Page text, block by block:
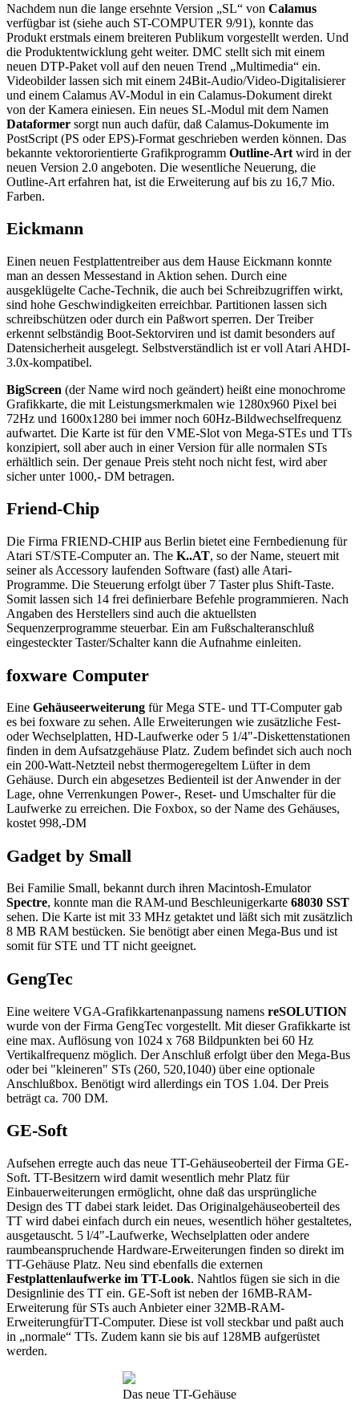
Nachdem nun die lange ersehnte Version „SL“ von Calamus
verfügbar ist (siehe auch ST-COMPUTER 9/91), konnte das
Produkt erstmals einem breiteren Publikum vorgestellt werden. Und
die Produktentwicklung geht weiter. DMC stellt sich mit einem
neuen DTP-Paket voll auf den neuen Trend „Multimedia“ ein.
Videobilder lassen sich mit einem 24Bit-Audio/Video-Digitalisierer
und einem Calamus AV-Modul in ein Calamus-Dokument direkt
von der Kamera einiesen. Ein neues SL-Modul mit dem Namen
Dataformer sorgt nun auch dafür, daß Calamus-Dokumente im
PostScript (PS oder EPS)-Format geschrieben werden können. Das
bekannte vektororientierte Grafikprogramm Outline-Art wird in der
neuen Version 2.0 angeboten. Die wesentliche Neuerung, die
Outline-Art erfahren hat, ist die Erweiterung auf bis zu 16,7 Mio.
Farben.
Eickmann
Einen neuen Festplattentreiber aus dem Hause Eickmann konnte
man an dessen Messestand in Aktion sehen. Durch eine
ausgeklügelte Cache-Technik, die auch bei Schreibzugriffen wirkt,
sind hohe Geschwindigkeiten erreichbar. Partitionen lassen sich
schreibschützen oder durch ein Paßwort sperren. Der Treiber
erkennt selbständig Boot-Sektorviren und ist damit besonders auf
Datensicherheit ausgelegt. Selbstverständlich ist er voll Atari AHDI-
3.0x-kompatibel.
BigScreen (der Name wird noch geändert) heißt eine monochrome
Grafikkarte, die mit Leistungsmerkmalen wie 1280x960 Pixel bei
72Hz und 1600x1280 bei immer noch 60Hz-Bildwechselfrequenz
aufwartet. Die Karte ist für den VME-Slot von Mega-STEs und TTs
konzipiert, soll aber auch in einer Version für alle normalen STs
erhältlich sein. Der genaue Preis steht noch nicht fest, wird aber
sicher unter 1000,- DM betragen.
Friend-Chip
Die Firma FRIEND-CHIP aus Berlin bietet eine Fernbedienung für
Atari ST/STE-Computer an. The K..AT, so der Name, steuert mit
seiner als Accessory laufenden Software (fast) alle Atari-
Programme. Die Steuerung erfolgt über 7 Taster plus Shift-Taste.
Somit lassen sich 14 frei definierbare Befehle programmieren. Nach
Angaben des Herstellers sind auch die aktuellsten
Sequenzerprogramme steuerbar. Ein am Fußschalteranschluß
eingesteckter Taster/Schalter kann die Aufnahme einleiten.
foxware Computer
Eine Gehäuseerweiterung für Mega STE- und TT-Computer gab
es bei foxware zu sehen. Alle Erweiterungen wie zusätzliche Fest-
oder Wechselplatten, HD-Laufwerke oder 5 1/4"-Diskettenstationen
finden in dem Aufsatzgehäuse Platz. Zudem befindet sich auch noch
ein 200-Watt-Netzteil nebst thermogeregeltem Lüfter in dem
Gehäuse. Durch ein abgesetzes Bedienteil ist der Anwender in der
Lage, ohne Verrenkungen Power-, Reset- und Umschalter für die
Laufwerke zu erreichen. Die Foxbox, so der Name des Gehäuses,
kostet 998,-DM
Gadget by Small
Bei Familie Small, bekannt durch ihren Macintosh-Emulator
Spectre, konnte man die RAM-und Beschleunigerkarte 68030 SST
sehen. Die Karte ist mit 33 MHz getaktet und läßt sich mit zusätzlich
8 MB RAM bestücken. Sie benötigt aber einen Mega-Bus und ist
somit für STE und TT nicht geeignet.
GengTec
Eine weitere VGA-Grafikkartenanpassung namens reSOLUTION
wurde von der Firma GengTec vorgestellt. Mit dieser Grafikkarte ist
eine max. Auflösung von 1024 x 768 Bildpunkten bei 60 Hz
Vertikalfrequenz möglich. Der Anschluß erfolgt über den Mega-Bus
oder bei "kleineren" STs (260, 520,1040) über eine optionale
Anschlußbox. Benötigt wird allerdings ein TOS 1.04. Der Preis
beträgt ca. 700 DM.
GE-Soft
Aufsehen erregte auch das neue TT-Gehäuseoberteil der Firma GE-
Soft. TT-Besitzern wird damit wesentlich mehr Platz für
Einbauerweiterungen ermöglicht, ohne daß das ursprüngliche
Design des TT dabei stark leidet. Das Originalgehäuseoberteil des
TT wird dabei einfach durch ein neues, wesentlich höher gestaltetes,
ausgetauscht. 5 l/4"-Laufwerke, Wechselplatten oder andere
raumbeanspruchende Hardware-Erweiterungen finden so direkt im
TT-Gehäuse Platz. Neu sind ebenfalls die externen
Festplattenlaufwerke im TT-Look. Nahtlos fügen sie sich in die
Designlinie des TT ein. GE-Soft ist neben der 16MB-RAM-
Erweiterung für STs auch Anbieter einer 32MB-RAM-
ErweiterungfürTT-Computer. Diese ist voll steckbar und paßt auch
in „normale“ TTs. Zudem kann sie bis auf 128MB aufgerüstet
werden.
Das neue TT-Gehäuse